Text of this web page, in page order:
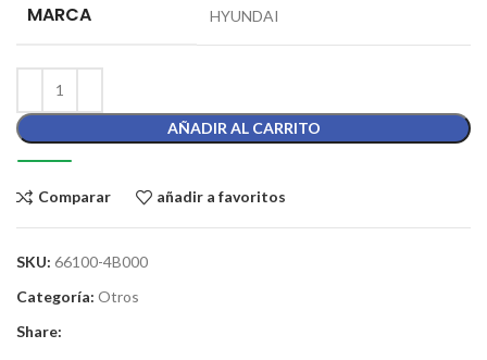
MARCA HYUNDAI
AÑADIR AL CARRITO
Comparar añadir a favoritos
SKU: 66100-4B000
Categoría: Otros
Share: